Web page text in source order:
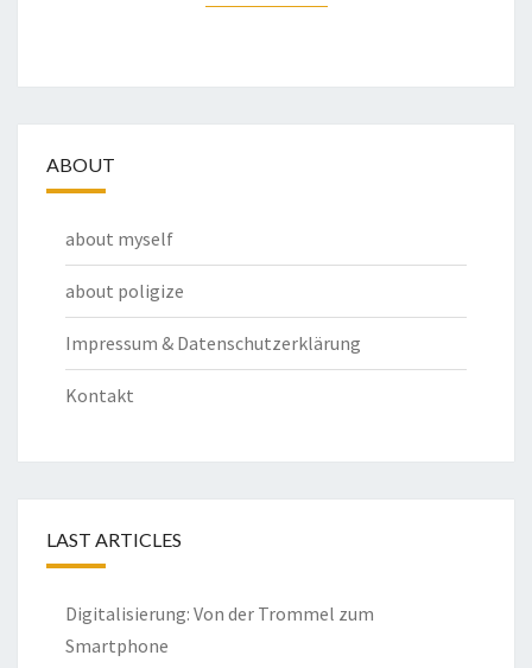
ABOUT
about myself
about poligize
Impressum & Datenschutzerklärung
Kontakt
LAST ARTICLES
Digitalisierung: Von der Trommel zum
Smartphone